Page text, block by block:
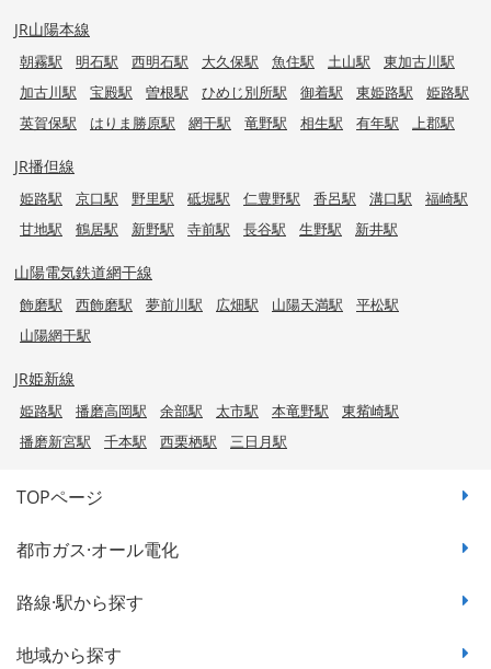
JR山陽本線
朝霧駅 明石駅 西明石駅 大久保駅 魚住駅 土山駅
東加古川駅
加古川駅
宝殿駅 曽根駅 ひめじ別所駅 御着駅 東姫路駅
姫路駅
英賀保駅
はりま勝原駅 網干駅 竜野駅 相生駅 有年駅 上郡駅
JR播但線
姫路駅 京口駅 野里駅 砥堀駅 仁豊野駅 香呂駅 溝口駅
福崎駅
甘地駅
鶴居駅 新野駅 寺前駅 長谷駅 生野駅 新井駅
山陽電気鉄道網干線
飾磨駅 西飾磨駅 夢前川駅 広畑駅 山陽天満駅
平松駅
山陽網干駅
JR姫新線
姫路駅 播磨高岡駅 余部駅 太市駅 本竜野駅
東觜崎駅
播磨新宮駅
千本駅 西栗栖駅 三日月駅
TOPページ
都市ガス·オール電化
路線·駅から探す
地域から探す